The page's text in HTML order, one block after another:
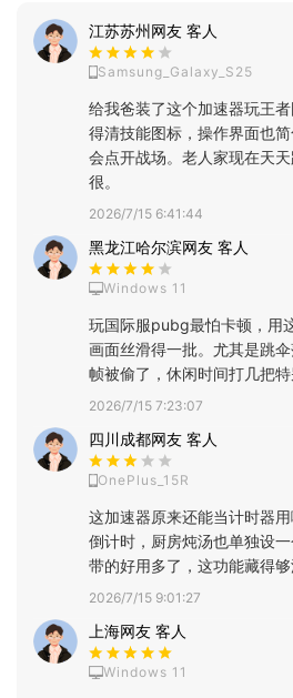
江苏苏州网友 客人
Samsung_Galaxy_S25
给我爸装了这个加速器玩王
得清技能图标，操作界面也
会点开战场。老人家现在天
很。
2026/7/15 6:41:44
黑龙江哈尔滨网友 客人
Windows 11
玩国际服pubg最怕卡顿，用
画面丝滑得一批。尤其是跳
帧被偷了，休闲时间打几把特
2026/7/15 7:23:07
四川成都网友 客人
OnePlus_15R
这加速器原来还能当计时器
倒计时，厨房炖汤也单独设
带的好用多了，这功能藏得够
2026/7/15 9:01:27
上海网友 客人
Windows 11